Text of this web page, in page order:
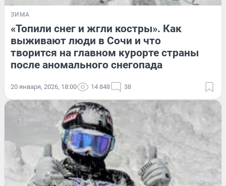
ЗИМА
«Топили снег и жгли костры». Как
выживают люди в Сочи и что
творится на главном курорте страны
после аномального снегопада
20 января, 2026, 18:00 14 848 38